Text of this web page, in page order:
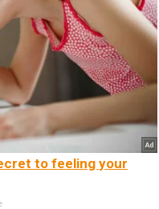
to feeling your